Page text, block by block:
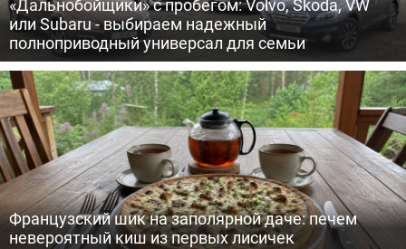
«Дальнобойщики» с пробегом: Volvo, Skoda, VW
или Subaru - выбираем надежный
полноприводный универсал для семьи
Французский шик на заполярной даче: печем
невероятный киш из первых лисичек